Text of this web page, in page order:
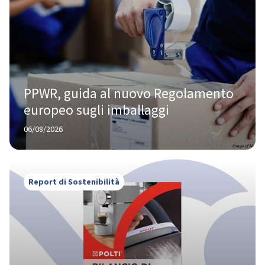
PPWR, guida al nuovo Regolamento
europeo sugli imballaggi
06/08/2026
Report di Sostenibilità